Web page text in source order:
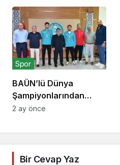
BAÜN’lü Dünya
Şampiyonlarından
Rektör Oğurlu’ya
Spor
2 ay önce
Bir Cevap Yaz